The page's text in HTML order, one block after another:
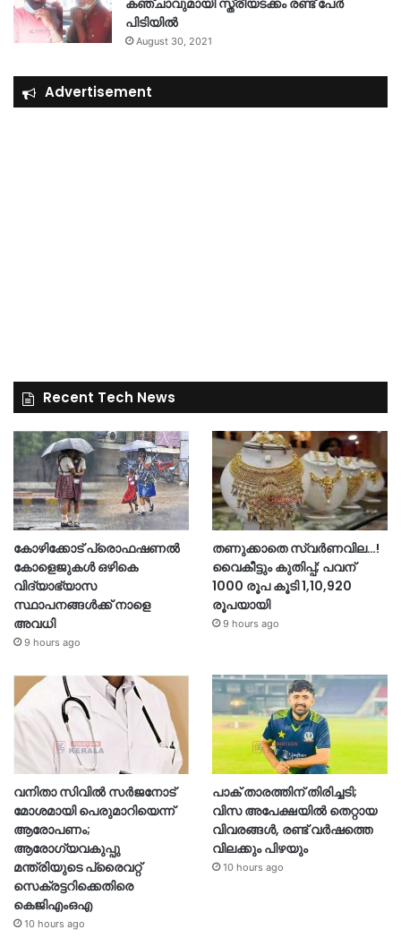
കഞ്ചാവുമായി സ്ത്രീയടക്കം രണ്ട് പേർ
പിടിയിൽ
August 30, 2021
Advertisement
Recent Tech News
കോഴിക്കോട് പ്രൊഫഷണൽ
കോളെജുകൾ ഒഴികെ
വിദ്യാഭ്യാസ
സ്ഥാപനങ്ങൾക്ക് നാളെ
അവധി
9 hours ago
തണുക്കാതെ സ്വർണവില…!
വൈകീട്ടും കുതിപ്പ്; പവന്
1000 രൂപ കൂടി 1,10,920
രൂപയായി
9 hours ago
വനിതാ സിവിൽ സർജനോട്
മോശമായി പെരുമാറിയെന്ന്
ആരോപണം;
ആരോഗ്യവകുപ്പു
മന്ത്രിയുടെ പ്രൈവറ്റ്
സെക്രട്ടറിക്കെതിരെ
കെജിഎംഒഎ
10 hours ago
പാക് താരത്തിന് തിരിച്ചടി;
വിസ അപേക്ഷയിൽ തെറ്റായ
വിവരങ്ങൾ, രണ്ട് വർഷത്തെ
വിലക്കും പിഴയും
10 hours ago